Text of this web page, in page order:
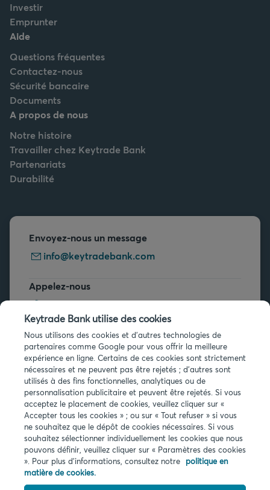
Investir
Emprunter
Aide
Questions fréquentes
Contactez-nous
Sécurité bancaire
Documents
A propos de nous
Notre histoire
Travailler chez Keytrade Bank
Partenariats
Durabilité
Envoyez-nous un message
info@keytradebank.com
Appelez-nous
+32 2 679 90 00
Vous avez des questions ?
Questions fréquentes
Infos légales
Privacy
Cookies
PSD2
Keytrade Bank utilise des cookies
Nous utilisons des cookies et d'autres technologies de
partenaires comme Google pour vous offrir la meilleure
expérience en ligne. Certains de ces cookies sont strictement
nécessaires et ne peuvent pas être rejetés ; d'autres sont
utilisés à des fins fonctionnelles, analytiques ou de
personnalisation publicitaire et peuvent être rejetés. Si vous
acceptez le placement de cookies, veuillez cliquer sur «
Accepter tous les cookies » ; ou sur « Tout refuser » si vous
ne souhaitez que le dépôt de cookies nécessaires. Si vous
souhaitez sélectionner individuellement les cookies que nous
pouvons définir, veuillez cliquer sur « Paramètres des cookies
». Pour plus d'informations, consultez notre politique en
matière de cookies.